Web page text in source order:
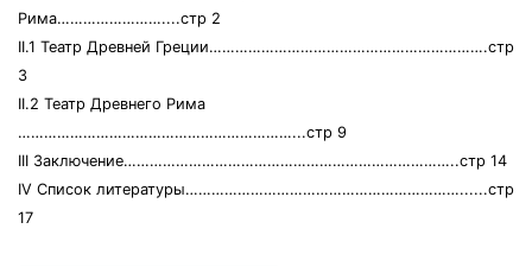
Рима……………………....стр 2
II.1 Театр Древней Греции……………………………………………………….стр
3
II.2 Театр Древнего Рима
………………………………………………………...стр 9
III Заключение…………………………………………………………………..стр 14
IV Список литературы………………………………………………………......стр
17